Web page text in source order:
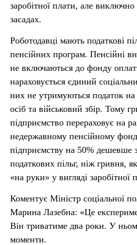
заробітної плати, але
засадах.
Роботодавці мають податкові
пенсійних програм. Пенсійні
не включаються до фонду
нараховується єдиний
них не утримуються податок
осіб та військовий збір. Тому
підприємство перераховує на
недержавному пенсійному
підприємству на 50% дешевше
податкових пільг, ніж гривня,
«на руки» у вигляді заробітної
Коментує Міністр соціальної
Марина Лазебна: «Це
Він триватиме два роки. У
моменти.